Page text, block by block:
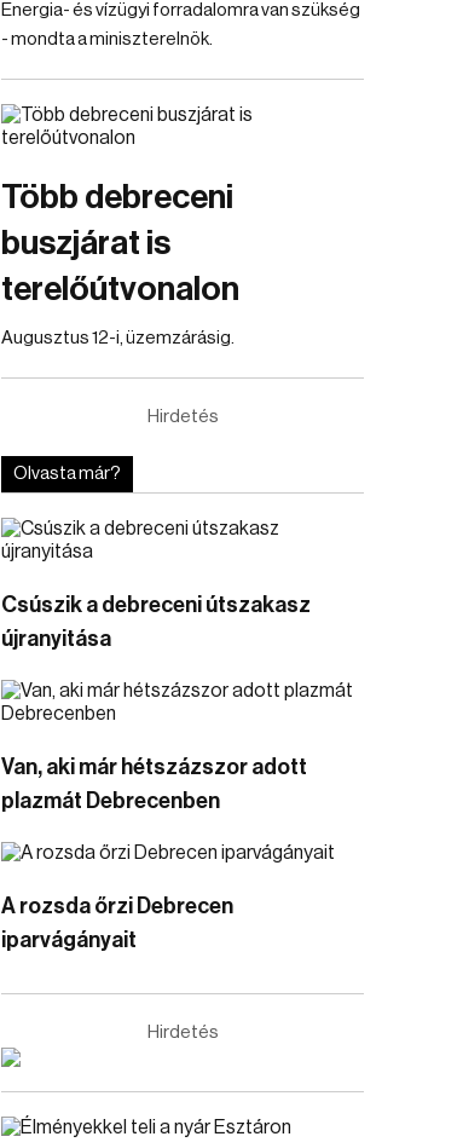
Energia- és vízügyi forradalomra van szükség
- mondta a miniszterelnök.
Több debreceni
buszjárat is
terelőútvonalon
Augusztus 12-i, üzemzárásig.
Hirdetés
Olvasta már?
Csúszik a debreceni útszakasz
újranyitása
Van, aki már hétszázszor adott
plazmát Debrecenben
A rozsda őrzi Debrecen
iparvágányait
Hirdetés